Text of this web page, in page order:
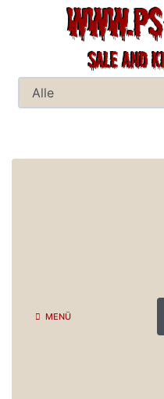
MENÜ